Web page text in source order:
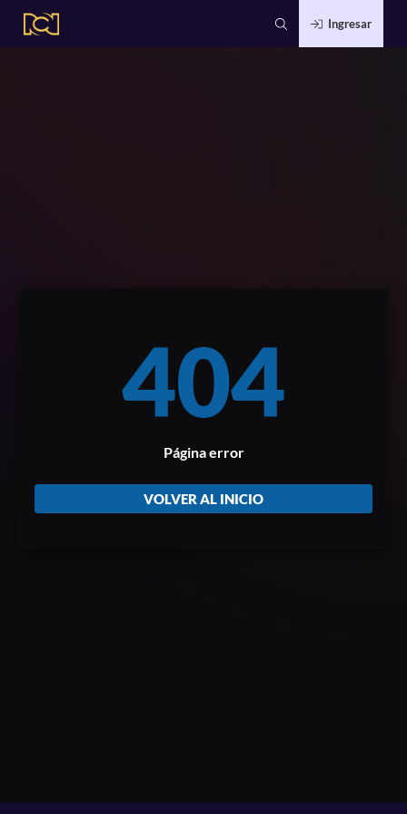
Ingresar
404
Página error
VOLVER AL INICIO